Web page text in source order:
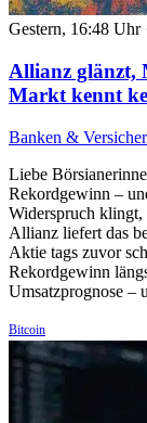
Gestern, 16:48 Uhr
Allianz glänzt,
Markt kennt
Banken &
Liebe
Rekordgewinn –
Widerspruch klingt,
Allianz liefert das
Aktie tags zuvor
Rekordgewinn
Umsatzprognose –
Bitcoin